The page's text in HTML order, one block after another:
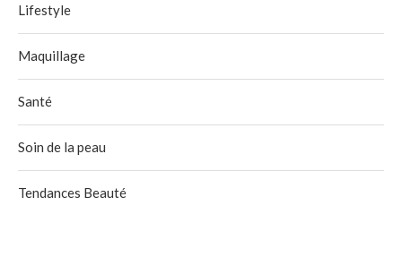
Lifestyle
Maquillage
Santé
Soin de la peau
Tendances Beauté